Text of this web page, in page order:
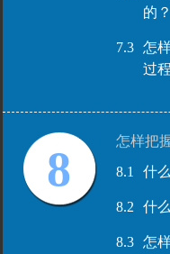
的？
7.3
怎
过
8
怎样把
8.1
什
8.2 什
8.3
怎